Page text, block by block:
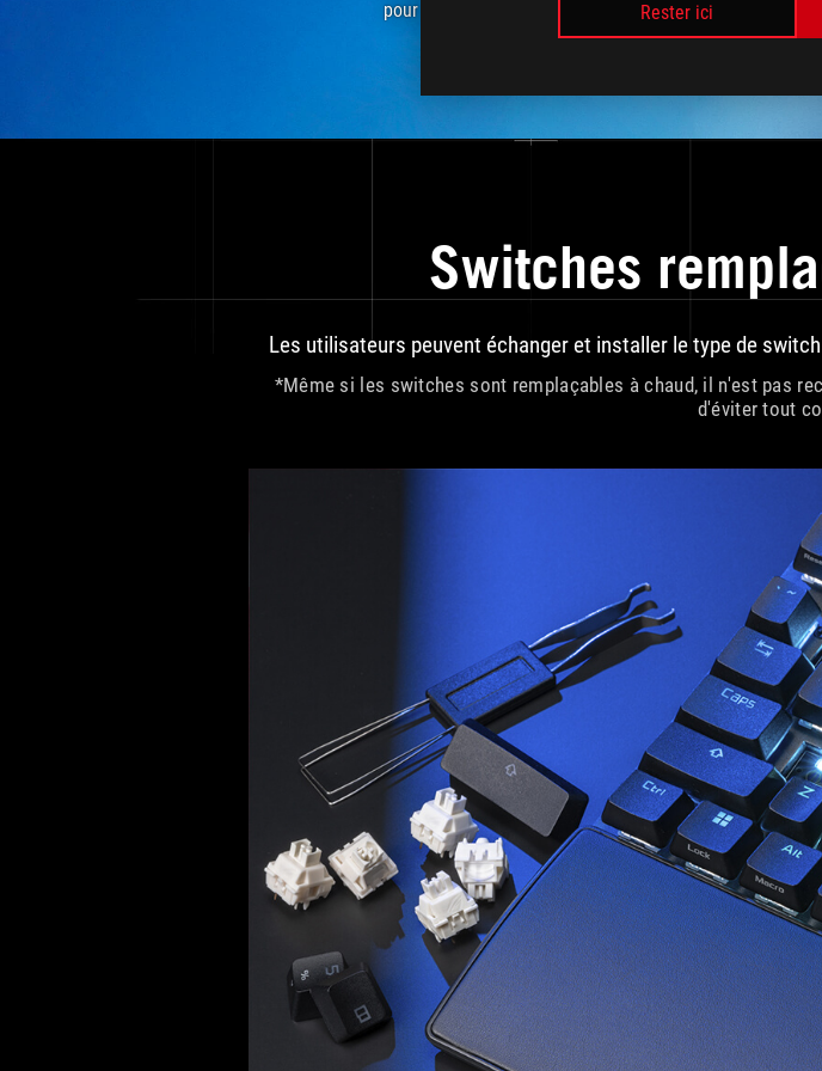
Rester ici
pour un
Switches
Les utilisateurs peuvent échanger et installer le type de
*Même si les switches sont remplaçables à chaud, il n'est pas
d'éviter tout